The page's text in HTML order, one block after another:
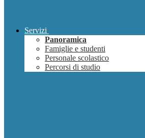
Servizi
Panoramica
Famiglie e studenti
Personale scolastico
Percorsi di studio